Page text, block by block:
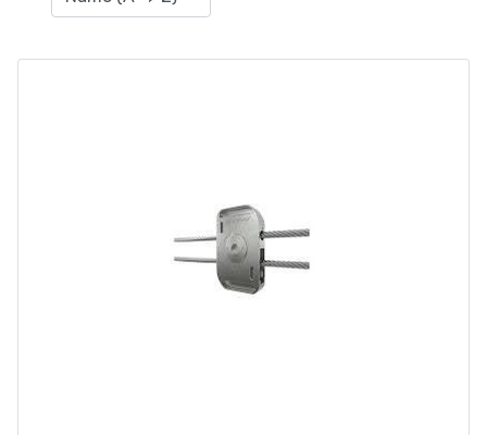
geral@luxivo.pt